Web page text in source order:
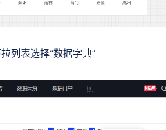
列表选择“数据字典”